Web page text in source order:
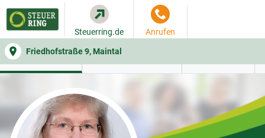
Friedhofstraße 9, Maintal
Steuerring.de Anrufen
WER SIE BERÄT BEITRAGSRECHNER